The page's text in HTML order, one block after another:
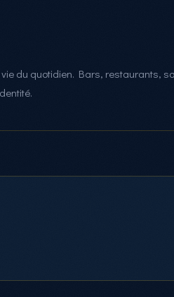
du quotidien. Bars, restaurants,